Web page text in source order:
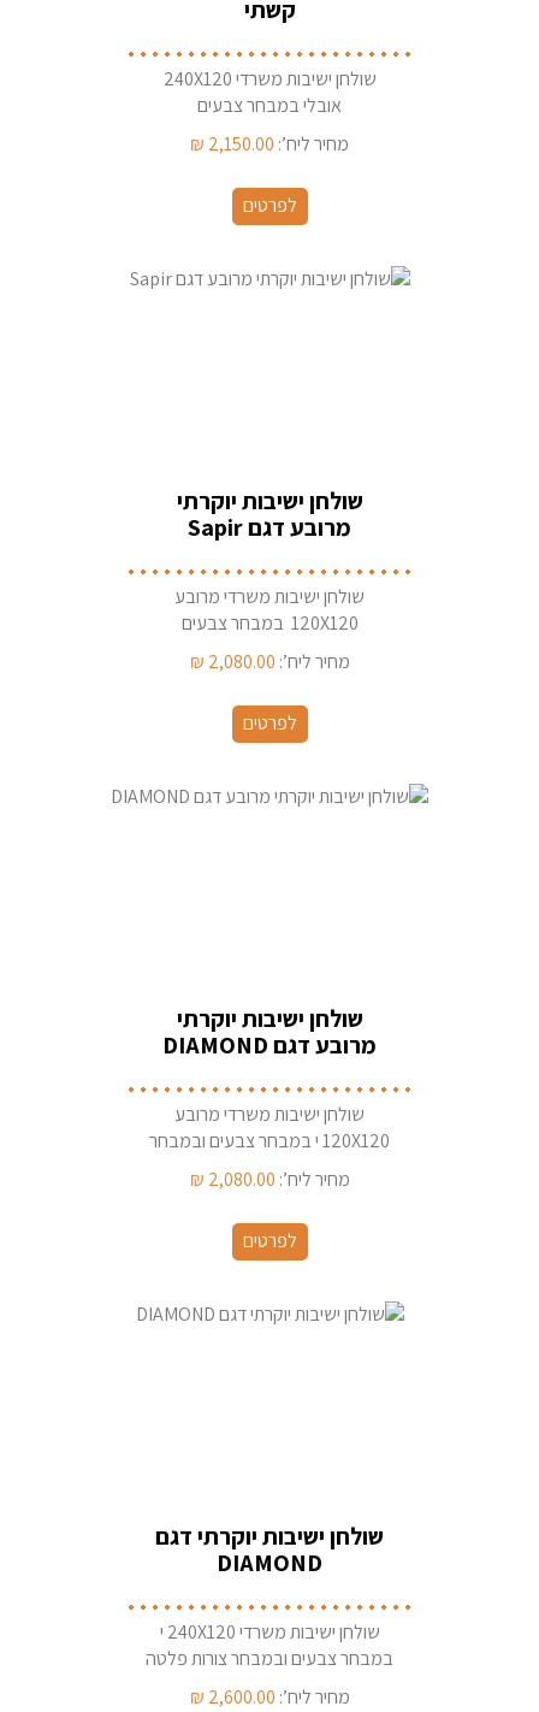
קשתי
שולחן ישיבות משרדי 240X120
אובלי במבחר צבעים
מחיר ליח’: 2,150.00
₪
לפרטים
שולחן ישיבות יוקרתי
מרובע דגם Sapir
שולחן ישיבות משרדי מרובע
120X120 במבחר צבעים
רגליים ופלטותמחיר ליח’: 2,080.00
₪
לפרטים
שולחן ישיבות יוקרתי
מרובע דגם DIAMOND
שולחן ישיבות משרדי מרובע
120X120 י במבחר צבעים ובמבחר
צורות פלטהמחיר ליח’: 2,080.00
₪
לפרטים
שולחן ישיבות יוקרתי דגם
DIAMOND
שולחן ישיבות משרדי 240X120 י
במבחר צבעים ובמבחר צורות פלטה
מחיר ליח’: 2,600.00
₪